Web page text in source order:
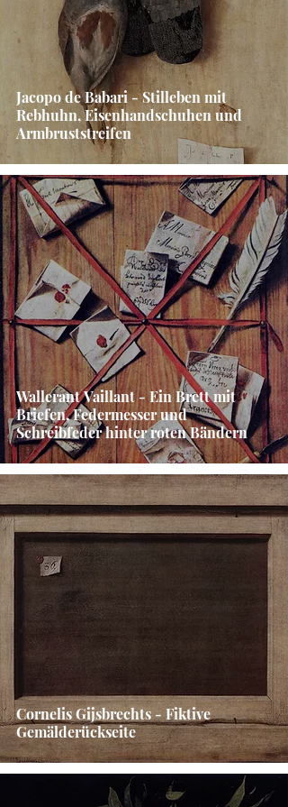
Jacopo de Babari - Stilleben mit
Rebhuhn, Eisenhandschuhen und
Armbruststreifen
Wallerant Vaillant - Ein Brett mit
Briefen, Federmesser und
Schreibfeder hinter roten Bändern
Cornelis Gijsbrechts - Fiktive
Gemälderückseite